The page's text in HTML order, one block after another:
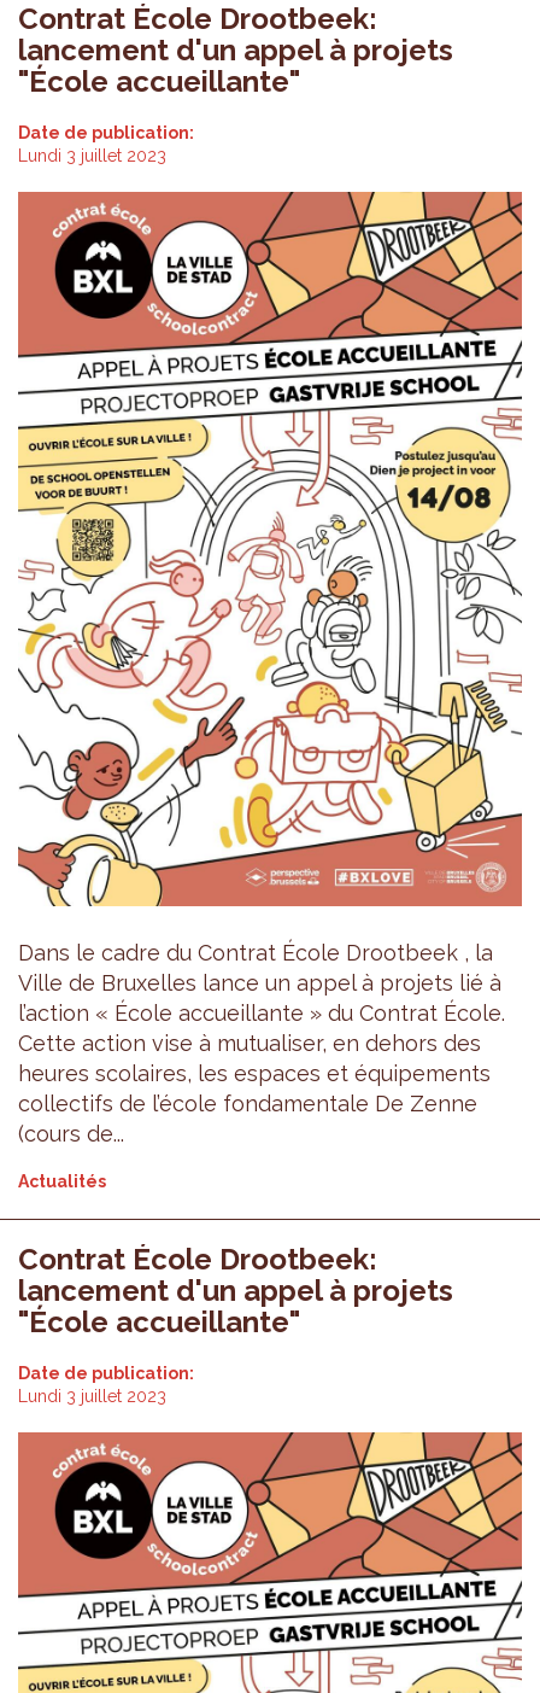
Contrat École Drootbeek:
lancement d'un appel à projets
"École accueillante"
Date de publication:
Lundi 3 juillet 2023
Dans le cadre du Contrat École Drootbeek , la
Ville de Bruxelles lance un appel à projets lié à
l’action « École accueillante » du Contrat École.
Cette action vise à mutualiser, en dehors des
heures scolaires, les espaces et équipements
collectifs de l’école fondamentale De Zenne
(cours de...
Actualités
Contrat École Drootbeek:
lancement d'un appel à projets
"École accueillante"
Date de publication:
Lundi 3 juillet 2023